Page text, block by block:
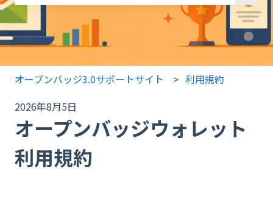
検索フィールドが空なので、候補はありません。
オープンバッジ3.0サポートサイト
利用規約
2026年8月5日
オープンバッジウォレット
利用規約